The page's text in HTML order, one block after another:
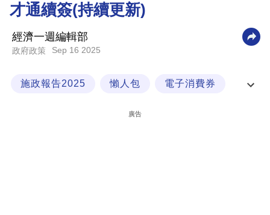
科
職
生
才通續簽(持續更新)
經濟一週編輯部
政府政策 Sep 16 2025
施政報告2025 懶人包 電子消費券
廣告